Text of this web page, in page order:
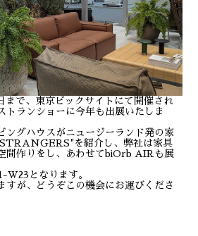
まで、東京ビックサイトにて開催され
トランショーに今年も出展いたしま
ングハウスがニュージーランド発の家
を紹介し、弊社は家具
間作りをし、あわせてbiOrb AIRも展
W23となります。
すが、どうぞこの機会にお運びくださ